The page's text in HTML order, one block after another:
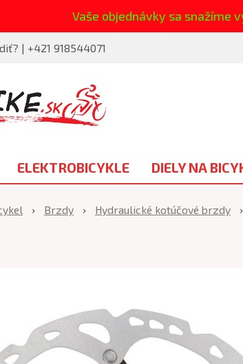
Vaše objednávky sa snažíme
| +421 918544071
ELEKTROBICYKLE DIELY NA
Brzdy Hydraulické kotúčové brzdy